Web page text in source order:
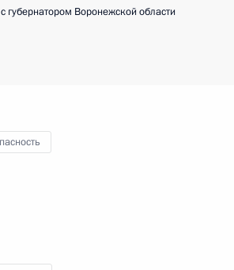
губернатором Воронежской области